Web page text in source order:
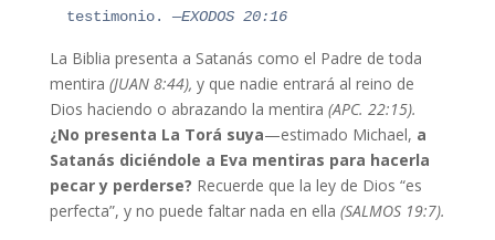
testimonio.
—EXODOS 20:16
La Biblia presenta a Satanás como el Padre de toda
mentira (JUAN 8:44), y que nadie entrará al reino de
Dios haciendo o abrazando la mentira (APC. 22:15).
¿No presenta La Torá suya—estimado Michael, a
Satanás diciéndole a Eva mentiras para hacerla
pecar y perderse? Recuerde que la ley de Dios “es
perfecta”, y no puede faltar nada en ella (SALMOS 19:7).